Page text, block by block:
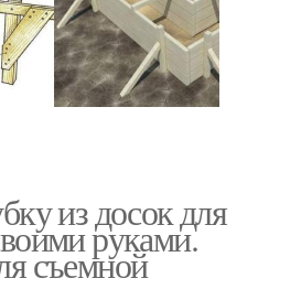
из досок для
руками.
съемной